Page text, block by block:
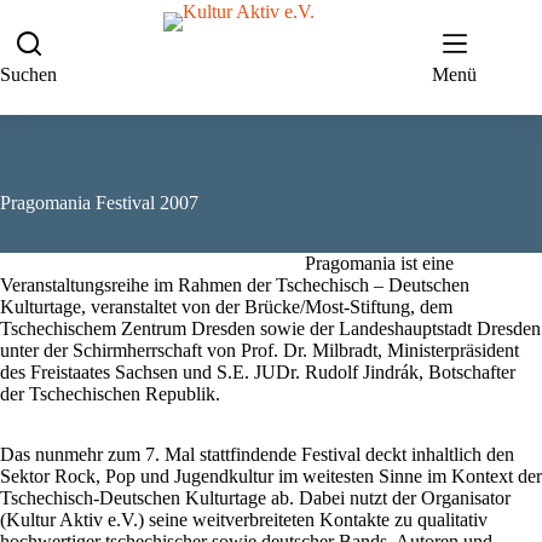
Inhalt
springen
Suchen
Menü
Pragomania Festival 2007
Pragomania ist eine
Veranstaltungsreihe im Rahmen der Tschechisch – Deutschen
Kulturtage, veranstaltet von der Brücke/Most-Stiftung, dem
Tschechischem Zentrum Dresden sowie der Landeshauptstadt Dresden
unter der Schirmherrschaft von Prof. Dr. Milbradt, Ministerpräsident
des Freistaates Sachsen und S.E. JUDr. Rudolf Jindrák, Botschafter
der Tschechischen Republik.
Das nunmehr zum 7. Mal stattfindende Festival deckt inhaltlich den
Sektor Rock, Pop und Jugendkultur im weitesten Sinne im Kontext der
Tschechisch-Deutschen Kulturtage ab. Dabei nutzt der Organisator
(Kultur Aktiv e.V.) seine weitverbreiteten Kontakte zu qualitativ